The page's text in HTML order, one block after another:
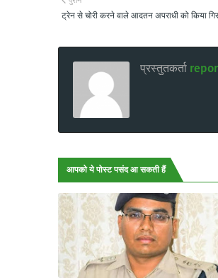
ट्रेन से चोरी करने वाले आदतन अपराधी को किया
प्रस्तुतकर्ता
आपको ये पोस्ट पसंद आ सकती हैं